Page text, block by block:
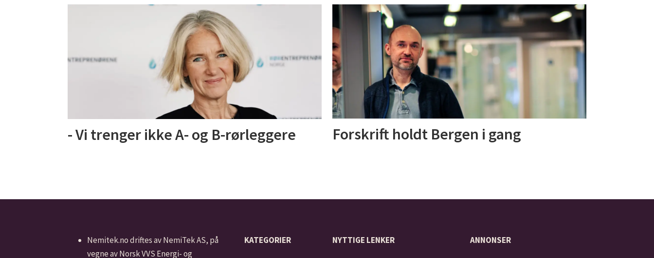
- Vi trenger ikke A- og B-rørleggere Forskrift holdt Bergen i gang
Nemitek.no driftes av NemiTek AS, på
vegne av Norsk VVS Energi- og
KATEGORIER NYTTIGE LENKER ANNONSER